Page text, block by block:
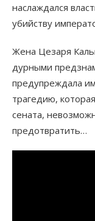
наслаждался
убийству
Жена Цезаря
дурными
предупреждала
трагедию,
сената,
предотвратить…